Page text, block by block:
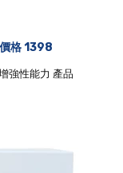
格 1398
強性能力 產品